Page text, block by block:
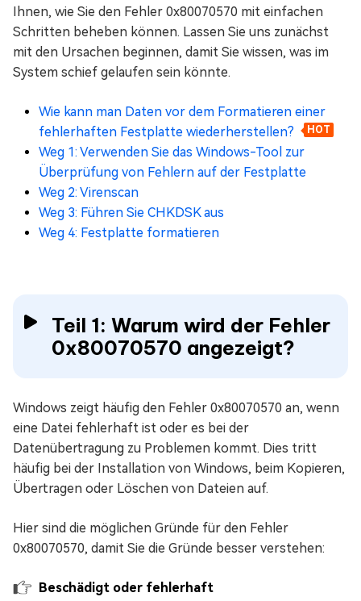
Ihnen, wie Sie den Fehler 0x80070570 mit einfachen
Schritten beheben können. Lassen Sie uns zunächst
mit den Ursachen beginnen, damit Sie wissen, was im
System schief gelaufen sein könnte.
Wie kann man Daten vor dem Formatieren einer
fehlerhaften Festplatte wiederherstellen?
HOT
Weg 1: Verwenden Sie das Windows-Tool zur
Überprüfung von Fehlern auf der Festplatte
Weg 2: Virenscan
Weg 3: Führen Sie CHKDSK aus
Weg 4: Festplatte formatieren
Teil 1: Warum wird der Fehler
0x80070570 angezeigt?
Windows zeigt häufig den Fehler 0x80070570 an, wenn
eine Datei fehlerhaft ist oder es bei der
Datenübertragung zu Problemen kommt. Dies tritt
häufig bei der Installation von Windows, beim Kopieren,
Übertragen oder Löschen von Dateien auf.
Hier sind die möglichen Gründe für den Fehler
0x80070570, damit Sie die Gründe besser verstehen:
Beschädigt oder fehlerhaft